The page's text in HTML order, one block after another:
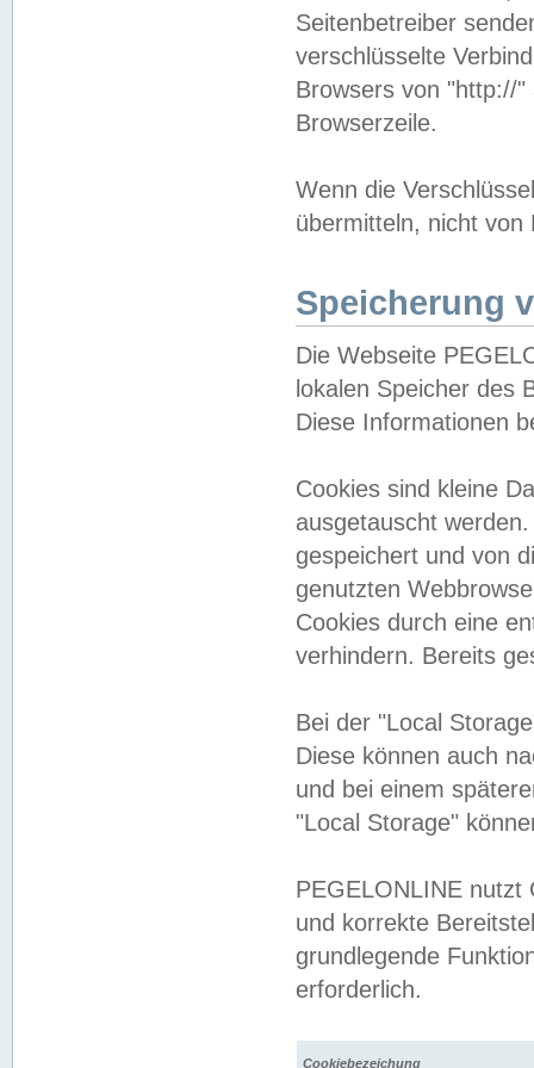
Seitenbetreiber
verschlüsselte
Browsers von "http://
Browserzeile.
Wenn die
übermitteln, nicht von
Speicherung
Die Webseite
lokalen Speicher des
Diese Informationen
Cookies sind kleine
ausgetauscht
gespeichert und von
genutzten
Cookies durch eine
verhindern. Bereits
Bei der "Local
Diese können auch
und bei einem
"Local Storage"
PEGELONLINE nutzt
und korrekte
grundlegende
erforderlich.
Cookiebezeichung